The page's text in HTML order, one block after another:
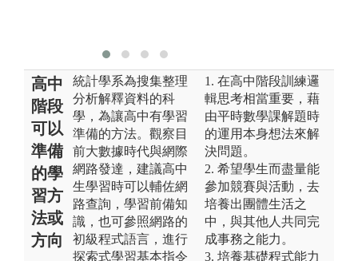
高中
階段
可以
準備
的學
習方
法或
方向
統計學系為搜集整理
分析解釋資料的科
學，為讓高中有學習
準備的方法。觀察目
前大數據時代與網際
網路發達，建議高中
生學習時可以輔佐網
路查詢，學習前備知
識，也可參照網路的
初級程式語言，進行
探索式學習基本指令
1. 在高中階段訓練邏
輯思考相當重要，藉
由平時數學課解題時
的運用本身想法來解
決問題。
2. 希望學生而盡量能
參加競賽與活動，去
培養出團體生活之
中，與其他人共同完
成事務之能力。
3. 培養基礎程式能力